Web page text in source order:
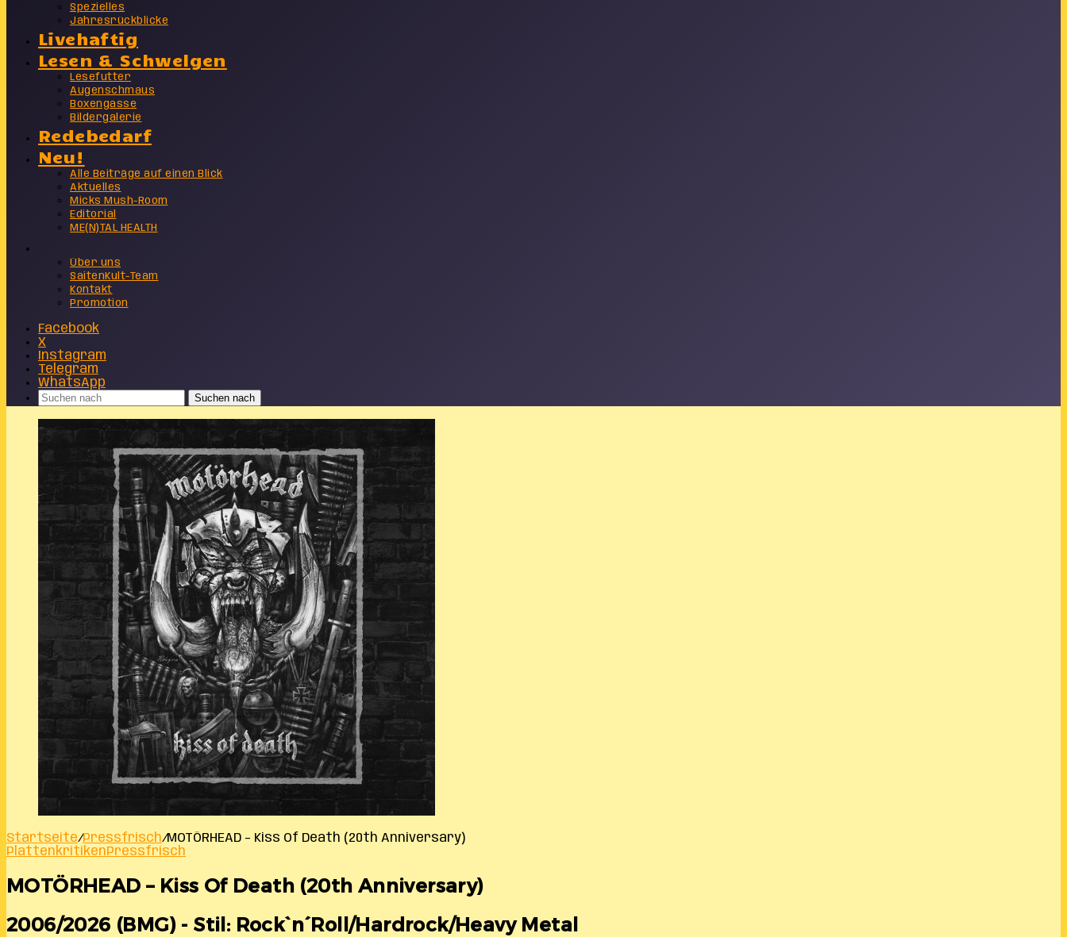
Spezielles
Jahresrückblicke
Livehaftig
Lesen & Schwelgen
Lesefutter
Augenschmaus
Boxengasse
Bildergalerie
Redebedarf
Neu!
Alle Beiträge auf einen Blick
Aktuelles
Micks Mush-Room
Editorial
ME(N)TAL HEALTH
Über uns
SaitenKult-Team
Kontakt
Promotion
Facebook
X
Instagram
Telegram
WhatsApp
Suchen nach
Startseite/Pressfrisch/MOTÖRHEAD – Kiss Of Death (20th Anniversary)
PlattenkritikenPressfrisch
MOTÖRHEAD – Kiss Of Death (20th Anniversary)
2006/2026 (BMG) - Stil: Rock`n´Roll/Hardrock/Heavy Metal